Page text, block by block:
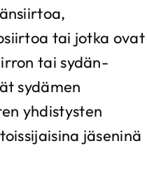
tai jotka ovat
tai sydän-
sydämen
yhdistysten
jäseninä